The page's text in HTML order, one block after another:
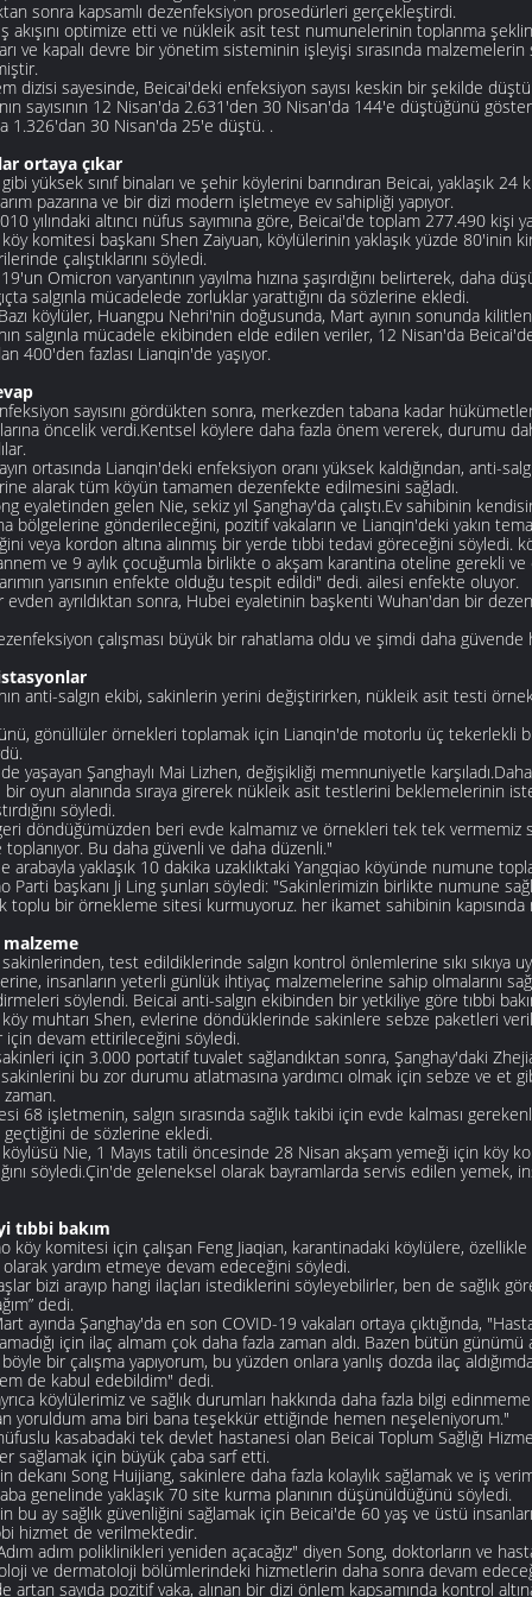
sonra kapsamlı dezenfeksiyon prosedürleri gerçekleştirdi.
akışını optimize etti ve nükleik asit test numunelerinin toplanma
ve kapalı devre bir yönetim sisteminin işleyişi sırasında
dizisi sayesinde, Beicai'deki enfeksiyon sayısı keskin bir şekilde
sayısının 12 Nisan'da 2.631'den 30 Nisan'da 144'e düştüğünü
1.326'dan 30 Nisan'da 25'e düştü. .
ortaya çıkar
yüksek sınıf binaları ve şehir köylerini barındıran Beicai, yaklaşık
pazarına ve bir dizi modern işletmeye ev sahipliği yapıyor.
yılındaki altıncı nüfus sayımına göre, Beicai'de toplam 277.490 kişi
komitesi başkanı Shen Zaiyuan, köylülerinin yaklaşık yüzde 80'inin
çalıştıklarını söyledi.
Omicron varyantının yayılma hızına şaşırdığını belirterek, daha
salgınla mücadelede zorluklar yarattığını da sözlerine ekledi.
köylüler, Huangpu Nehri'nin doğusunda, Mart ayının sonunda
salgınla mücadele ekibinden elde edilen veriler, 12 Nisan'da
400'den fazlası Lianqin'de yaşıyor.
sayısını gördükten sonra, merkezden tabana kadar
öncelik verdi.Kentsel köylere daha fazla önem vererek, durumu
ortasında Lianqin'deki enfeksiyon oranı yüksek kaldığından, anti-
alarak tüm köyün tamamen dezenfekte edilmesini sağladı.
eyaletinden gelen Nie, sekiz yıl Şanghay'da çalıştı.Ev sahibinin
bölgelerine gönderileceğini, pozitif vakaların ve Lianqin'deki yakın
veya kordon altına alınmış bir yerde tıbbi tedavi göreceğini söyledi.
ve 9 aylık çocuğumla birlikte o akşam karantina oteline gerekli ve
yarısının enfekte olduğu tespit edildi" dedi. ailesi enfekte oluyor.
evden ayrıldıktan sonra, Hubei eyaletinin başkenti Wuhan'dan bir
çalışması büyük bir rahatlama oldu ve şimdi daha
anti-salgın ekibi, sakinlerin yerini değiştirirken, nükleik asit testi
gönüllüler örnekleri toplamak için Lianqin'de motorlu üç tekerlekli
yaşayan Şanghaylı Mai Lizhen, değişikliği memnuniyetle
oyun alanında sıraya girerek nükleik asit testlerini beklemelerinin
söyledi.
döndüğümüzden beri evde kalmamız ve örnekleri tek tek vermemiz
Bu daha güvenli ve daha düzenli."
arabayla yaklaşık 10 dakika uzaklıktaki Yangqiao köyünde numune
Parti başkanı Ji Ling şunları söyledi: "Sakinlerimizin birlikte numune
toplu bir örnekleme sitesi kurmuyoruz. her ikamet sahibinin
test edildiklerinde salgın kontrol önlemlerine sıkı sıkıya
insanların yeterli günlük ihtiyaç malzemelerine sahip olmalarını
söylendi. Beicai anti-salgın ekibinden bir yetkiliye göre tıbbi
muhtarı Shen, evlerine döndüklerinde sakinlere sebze paketleri
için devam ettirileceğini söyledi.
için 3.000 portatif tuvalet sağlandıktan sonra, Şanghay'daki
bu zor durumu atlatmasına yardımcı olmak için sebze ve et
68 işletmenin, salgın sırasında sağlık takibi için evde kalması
de sözlerine ekledi.
Nie, 1 Mayıs tatili öncesinde 28 Nisan akşam yemeği için köy
söyledi.Çin'de geleneksel olarak bayramlarda servis edilen yemek,
tıbbi bakım
köy komitesi için çalışan Feng Jiaqian, karantinadaki köylülere,
yardım etmeye devam edeceğini söyledi.
bizi arayıp hangi ilaçları istediklerini söyleyebilirler, ben de sağlık
dedi.
ayında Şanghay'da en son COVID-19 vakaları ortaya çıktığında,
için ilaç almam çok daha fazla zaman aldı. Bazen bütün günümü
bir çalışma yapıyorum, bu yüzden onlara yanlış dozda ilaç
de kabul edebildim" dedi.
köylülerimiz ve sağlık durumları hakkında daha fazla bilgi
yoruldum ama biri bana teşekkür ettiğinde hemen neşeleniyorum."
kasabadaki tek devlet hastanesi olan Beicai Toplum Sağlığı
sağlamak için büyük çaba sarf etti.
dekanı Song Huijiang, sakinlere daha fazla kolaylık sağlamak ve iş
genelinde yaklaşık 70 site kurma planının düşünüldüğünü söyledi.
bu ay sağlık güvenliğini sağlamak için Beicai'de 60 yaş ve üstü
hizmet de verilmektedir.
adım poliklinikleri yeniden açacağız" diyen Song, doktorların ve
ve dermatoloji bölümlerindeki hizmetlerin daha sonra devam
artan sayıda pozitif vaka, alınan bir dizi önlem kapsamında kontrol